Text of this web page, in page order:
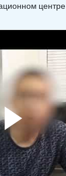
центре